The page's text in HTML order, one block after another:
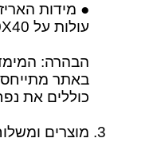
● מידות
עולות על 50X40X40 ס"מ.
הבהרה:
באתר
כוללים את
מוצרים